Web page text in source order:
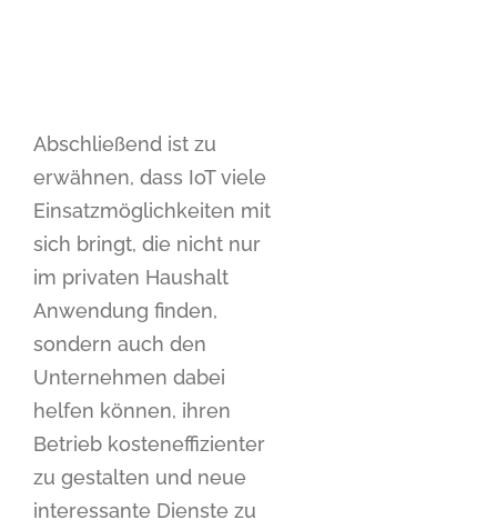
Abschließend ist zu
erwähnen, dass IoT viele
Einsatzmöglichkeiten mit
sich bringt, die nicht nur
im privaten Haushalt
Anwendung finden,
sondern auch den
Unternehmen dabei
helfen können, ihren
Betrieb kosteneffizienter
zu gestalten und neue
interessante Dienste zu